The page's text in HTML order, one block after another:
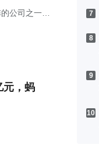
7
8
9
10
公司之一，
元，蚂